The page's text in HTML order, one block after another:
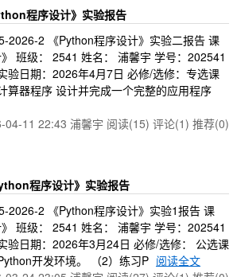
程序设计》实验报告
2026-2 《Python程序设计》实验二报告 课
班级： 2541 姓名： 浦馨宇 学号：202541
验日期：2026年4月7日 必修/选修：专选课
算器程序 设计并完成一个完整的应用程序
04-11 22:43 浦馨宇 阅读(15) 评论(1) 推荐(0)
程序设计》实验报告
2026-2 《Python程序设计》实验1报告 课
班级： 2541 姓名： 浦馨宇 学号：202541
验日期：2026年3月24日 必修/选修： 公选课
开发环境。 （2）练习P 阅读全文